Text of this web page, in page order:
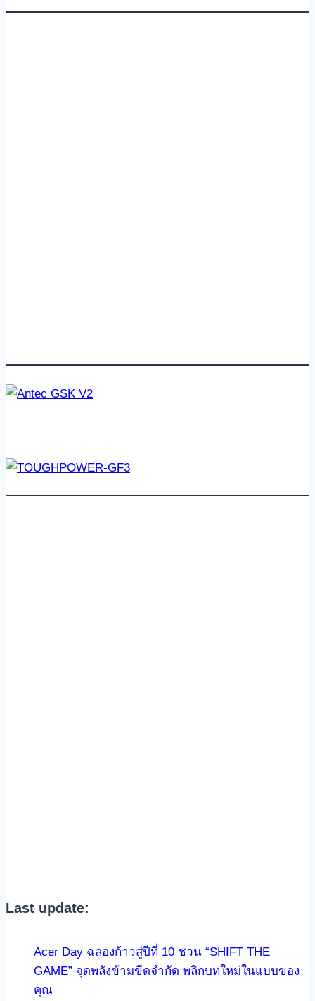
Last update:
Acer Day ฉลองก้าวสู่ปีที่ 10 ชวน “SHIFT THE
GAME” จุดพลังข้ามขีดจำกัด พลิกบทใหม่ในแบบของ
คุณ